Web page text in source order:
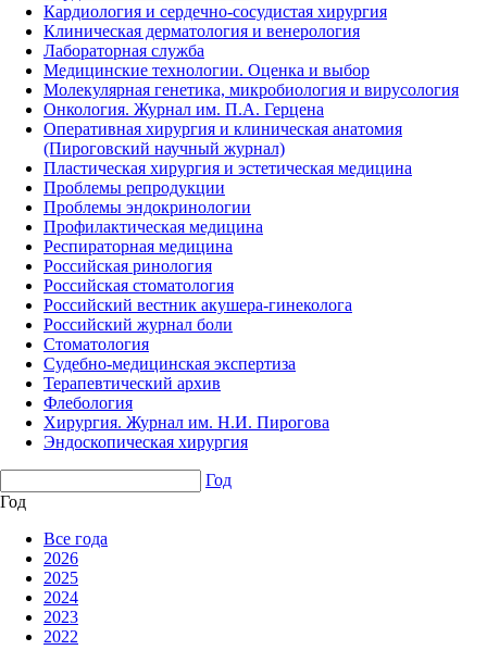
Кардиология и сердечно-сосудистая хирургия
Клиническая дерматология и венерология
Лабораторная служба
Медицинские технологии. Оценка и выбор
Молекулярная генетика, микробиология и вирусология
Онкология. Журнал им. П.А. Герцена
Оперативная хирургия и клиническая анатомия
(Пироговский научный журнал)
Пластическая хирургия и эстетическая медицина
Проблемы репродукции
Проблемы эндокринологии
Профилактическая медицина
Респираторная медицина
Российская ринология
Российская стоматология
Российский вестник акушера-гинеколога
Российский журнал боли
Стоматология
Судебно-медицинская экспертиза
Терапевтический архив
Флебология
Хирургия. Журнал им. Н.И. Пирогова
Эндоскопическая хирургия
Год
Год
Все года
2026
2025
2024
2023
2022